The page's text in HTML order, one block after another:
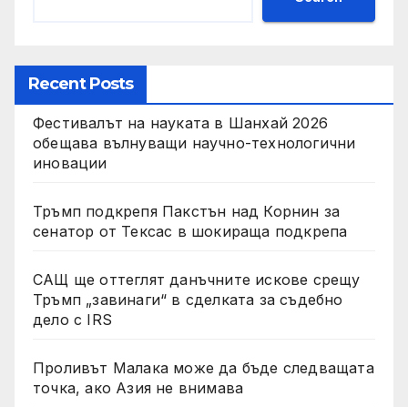
Recent Posts
Фестивалът на науката в Шанхай 2026
обещава вълнуващи научно-технологични
иновации
Тръмп подкрепя Пакстън над Корнин за
сенатор от Тексас в шокираща подкрепа
САЩ ще оттеглят данъчните искове срещу
Тръмп „завинаги“ в сделката за съдебно
дело с IRS
Проливът Малака може да бъде следващата
точка, ако Азия не внимава